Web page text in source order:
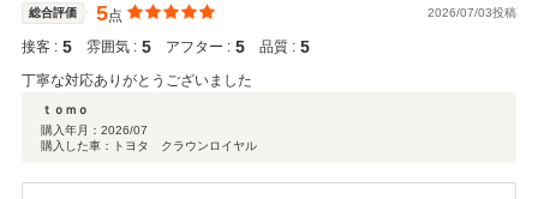
総合評価 5点 2026/07/03投稿
接客 : 5 雰囲気 : 5 アフター : 5 品質 : 5
丁寧な対応ありがとうございました
ｔｏｍｏ
購入年月： 2026/07
購入した車：トヨタ クラウンロイヤル